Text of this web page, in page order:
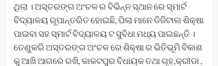
ଥିଲା । ଅସ୍ତରଙ୍ଗ ଅଂଚଳ ର ବିଭିନ୍ନ ସ୍ଥାନ ରେ ସ୍ମାର୍ଟ
ବିଦ୍ୟାଳୟ ରୂପାନ୍ତରିତ ହୋଇଛି, ପିଲା ମାନେ ଡିଜିଟାଲ ଶିକ୍ଷା
ପାଇବା ସହ ସ୍ମାର୍ଟ ବିଦ୍ୟାଳୟ ଟ ସୁବିଧା ମଧ୍ୟ ପାଇଛନ୍ତି ।
ତେଣୁକରି ଅସ୍ତରଙ୍ଗ ଅଂଚଳ ରେ ଶିକ୍ଷା ର ଭିତିଭୂମି ବିକାଶ
କୁ ଆଖି ଆଗରେ ରଖି, କାକଟପୁର ବିଧାୟକ ତଥା ଗୃହ,କ୍ରୀଡା ,